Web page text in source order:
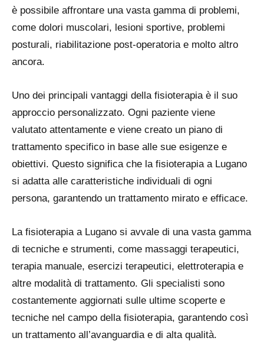
è possibile affrontare una vasta gamma di problemi,
come dolori muscolari, lesioni sportive, problemi
posturali, riabilitazione post-operatoria e molto altro
ancora.
Uno dei principali vantaggi della fisioterapia è il suo
approccio personalizzato. Ogni paziente viene
valutato attentamente e viene creato un piano di
trattamento specifico in base alle sue esigenze e
obiettivi. Questo significa che la fisioterapia a Lugano
si adatta alle caratteristiche individuali di ogni
persona, garantendo un trattamento mirato e efficace.
La fisioterapia a Lugano si avvale di una vasta gamma
di tecniche e strumenti, come massaggi terapeutici,
terapia manuale, esercizi terapeutici, elettroterapia e
altre modalità di trattamento. Gli specialisti sono
costantemente aggiornati sulle ultime scoperte e
tecniche nel campo della fisioterapia, garantendo così
un trattamento all’avanguardia e di alta qualità.